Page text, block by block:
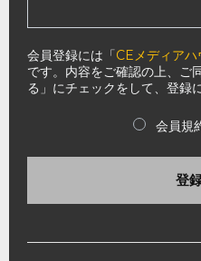
会員登録には「CEメディア
です。内容をご確認の上、ご
る」にチェックをして、登録
会員規
登